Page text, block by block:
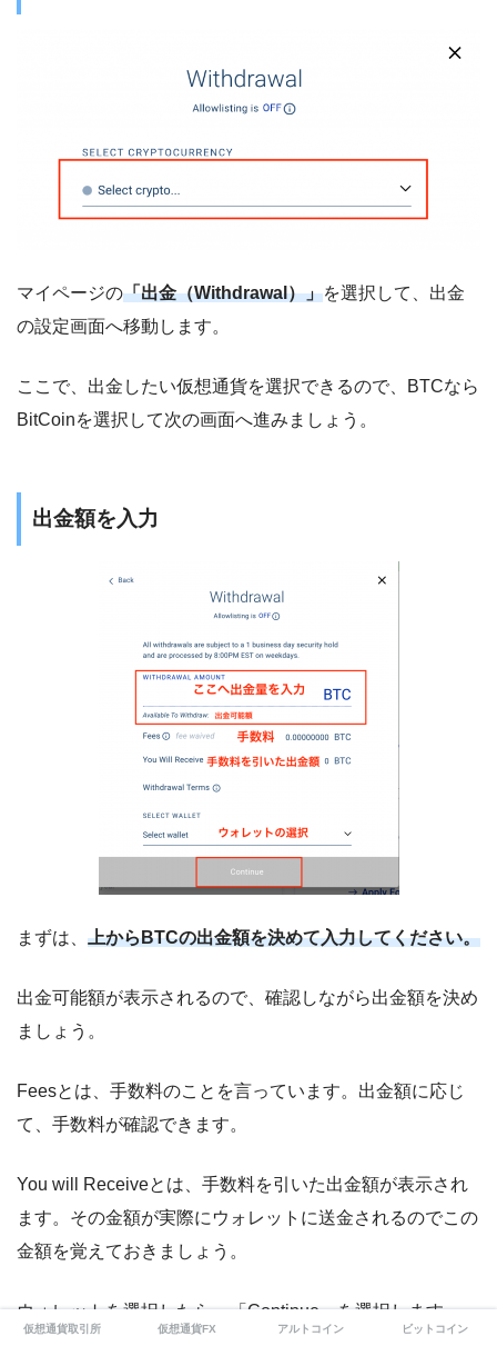
マイページの「出金（Withdrawal）」を選択して、出金
の設定画面へ移動します。
ここで、出金したい仮想通貨を選択できるので、BTCなら
BitCoinを選択して次の画面へ進みましょう。
出金額を入力
まずは、 上からBTCの出金額を決めて入力してください。
出金可能額が表示されるので、確認しながら出金額を決め
ましょう。
Feesとは、手数料のことを言っています。出金額に応じ
て、手数料が確認できます。
You will Receiveとは、手数料を引いた出金額が表示され
ます。その金額が実際にウォレットに送金されるのでこの
金額を覚えておきましょう。
ウォレットを選択したら、「Continue」を選択します。
仮想通貨取引所 仮想通貨FX アルトコイン ビットコイン